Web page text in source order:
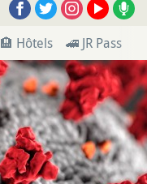
🏨 Hôtels 🚄 JR Pass